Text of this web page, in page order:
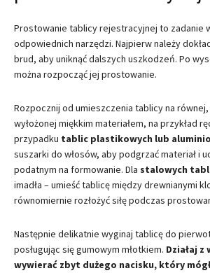
Prostowanie tablicy rejestracyjnej to zadanie
odpowiednich narzędzi. Najpierw należy
brud, aby uniknąć dalszych uszkodzeń. Po
można rozpocząć jej prostowanie.
Rozpocznij od umieszczenia tablicy na
wyłożonej miękkim materiałem, na przykład
przypadku tablic plastikowych lub
suszarki do włosów, aby podgrzać materiał i
podatnym na formowanie. Dla stalowych
imadła – umieść tablicę między drewnianymi
równomiernie rozłożyć siłę podczas
Następnie delikatnie wyginaj tablicę do
posługując się gumowym młotkiem. Działaj z
wywierać zbyt dużego nacisku, który